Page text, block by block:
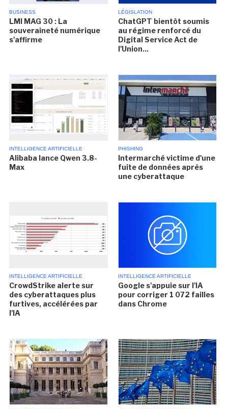
BUSINESS
LMI MAG 30 : La
souveraineté numérique
s'affirme
LÉGISLATION
ChatGPT bientôt soumis
au régime renforcé du
Digital Service Act de
l'Union...
INTELLIGENCE ARTIFICIELLE
Alibaba lance Qwen 3.8-
Max
PHISHING
Intermarché victime d'une
fuite de données après
une cyberattaque
INTELLIGENCE ARTIFICIELLE
CrowdStrike alerte sur
des cyberattaques plus
furtives, accélérées par
l'IA
INTELLIGENCE ARTIFICIELLE
Google s'appuie sur l'IA
pour corriger 1 072 failles
dans Chrome